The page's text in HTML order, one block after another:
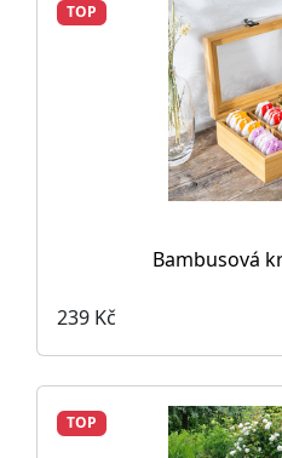
TOP
Bambusová
239 Kč
TOP